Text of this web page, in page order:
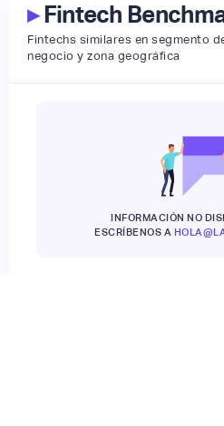
▸Fintech
Fintechs similares en segmento
negocio y zona geográfica
INFORMACIÓN NO
ESCRÍBENOS A